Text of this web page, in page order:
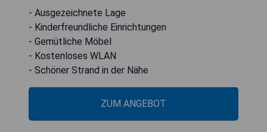
- Ausgezeichnete Lage
- Kinderfreundliche Einrichtungen
- Gemütliche Möbel
- Kostenloses WLAN
- Schöner Strand in der Nähe
ZUM ANGEBOT